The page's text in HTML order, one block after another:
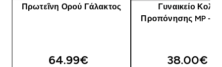
Πρωτεΐνη Ορού Γάλακτος
64.99€‎
Γυναικείο Κολάν
Προπόνησης MP -
38.00€‎